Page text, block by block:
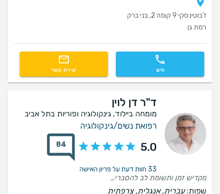
ז'בוטינסקי 9 קומה 2, בני ברק
רמת גן
חיוג יצירת קשר
ד"ר דן לוין
מומחה ביילוד, גינקולוגיה ופוריות בתל אביב
רפואת נשים/גינקולוגיה
5.0
84
33 חוות דעת על פריון האישה
מקדיש זמן ותשומת לב להסברים ושאלות שזה די נדיר בימינו
שפות:עברית, אנגלית, צרפתית